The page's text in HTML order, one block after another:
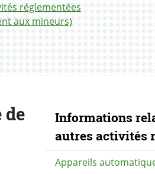
réglementées
aux mineurs)
de
Navigation
Informations
autres activités
Appareils